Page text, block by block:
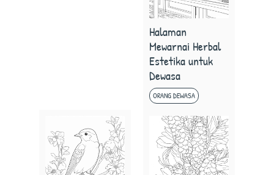
Halaman
Mewarnai Herbal
Estetika untuk
Dewasa
ORANG DEWASA